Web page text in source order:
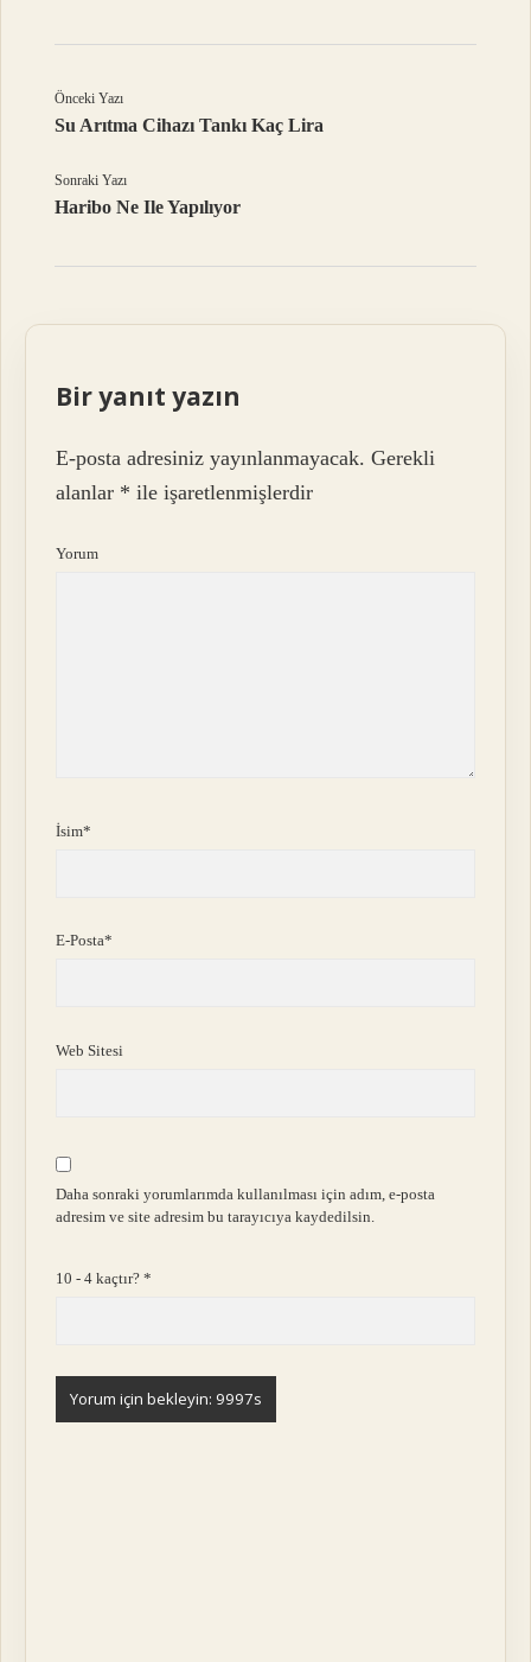
Önceki Yazı
Su Arıtma Cihazı Tankı Kaç Lira
Sonraki Yazı
Haribo Ne Ile Yapılıyor
Bir yanıt yazın
E-posta adresiniz yayınlanmayacak. Gerekli
alanlar * ile işaretlenmişlerdir
Yorum
İsim*
E-Posta*
Web Sitesi
Daha sonraki yorumlarımda kullanılması için adım, e-posta
adresim ve site adresim bu tarayıcıya kaydedilsin.
10 - 4 kaçtır?*